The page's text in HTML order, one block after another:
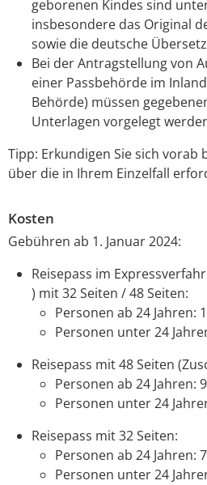
geborenen Kindes sind
insbesondere das Original
sowie die deutsche
Bei der Antragstellung von
einer Passbehörde im
Behörde) müssen
Unterlagen vorgelegt
Tipp: Erkundigen Sie sich vorab
über die in Ihrem Einzelfall
Kosten
Gebühren ab 1. Januar 2024:
Reisepass im
) mit 32 Seiten / 48 Seiten:
Personen ab 24 Jahren:
Personen unter 24
Reisepass mit 48 Seiten
Personen ab 24 Jahren:
Personen unter 24
Reisepass mit 32 Seiten:
Personen ab 24 Jahren:
Personen unter 24